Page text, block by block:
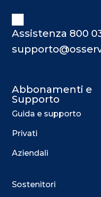
Assistenza 800
Abbonamenti e
Supporto
Guida e supporto
Privati
Aziendali
Sostenitori